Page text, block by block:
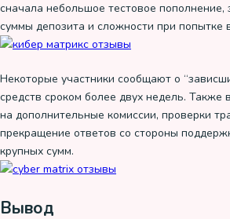
сначала небольшое тестовое пополнение,
суммы депозита и сложности при попытке
Некоторые участники сообщают о
средств сроком более двух недель. Также
на дополнительные комиссии, проверки
прекращение ответов со стороны
крупных сумм.
Вывод